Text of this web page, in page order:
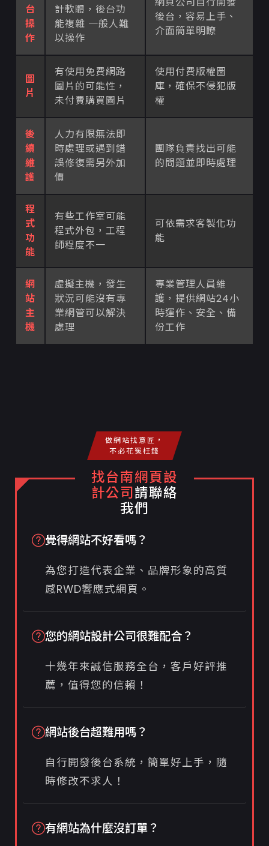
台
操
作
計軟體，後台功
能複雜 一般人難
以操作
後台，容易上手、
介面簡單明瞭
圖
片
有使用免費網路
圖片的可能性，
未付費購買圖片
使用付費版權圖
庫，確保不侵犯版
權
後
續
維
護
人力有限無法即
時處理或遇到錯
誤修復需另外加
價
團隊負責找出可能
的問題並即時處理
程
式
功
能
有些工作室可能
程式外包，工程
師程度不一
可依需求客製化功
能
網
站
主
機
虛擬主機，發生
狀況可能沒有專
業網管可以解決
處理
專業管理人員維
護，提供網站24小
時運作、安全、備
份工作
做網站找意匠，
不必花冤枉錢
找台南網頁設
計公司請聯絡
我們
覺得網站不好看嗎？
為您打造代表企業、品牌形象的高質
感RWD響應式網頁。
您的網站設計公司很難配合？
十幾年來誠信服務全台，客戶好評推
薦，值得您的信賴！
網站後台超難用嗎？
自行開發後台系統，簡單好上手，隨
時修改不求人！
有網站為什麼沒訂單？